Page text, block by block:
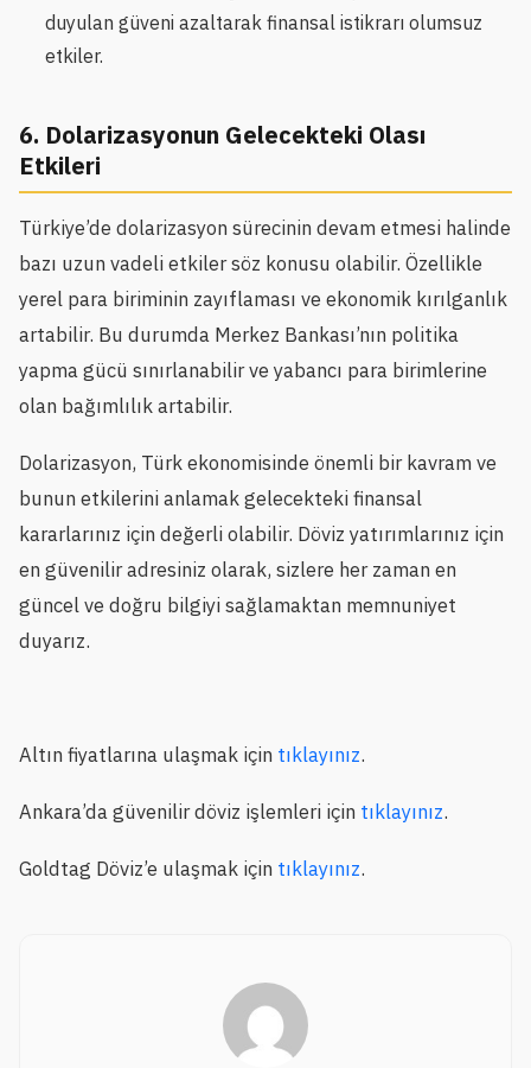
duyulan güveni azaltarak finansal istikrarı olumsuz
etkiler.
6. Dolarizasyonun Gelecekteki Olası
Etkileri
Türkiye’de dolarizasyon sürecinin devam etmesi halinde
bazı uzun vadeli etkiler söz konusu olabilir. Özellikle
yerel para biriminin zayıflaması ve ekonomik kırılganlık
artabilir. Bu durumda Merkez Bankası’nın politika
yapma gücü sınırlanabilir ve yabancı para birimlerine
olan bağımlılık artabilir.
Dolarizasyon, Türk ekonomisinde önemli bir kavram ve
bunun etkilerini anlamak gelecekteki finansal
kararlarınız için değerli olabilir. Döviz yatırımlarınız için
en güvenilir adresiniz olarak, sizlere her zaman en
güncel ve doğru bilgiyi sağlamaktan memnuniyet
duyarız.
Altın fiyatlarına ulaşmak için tıklayınız.
Ankara’da güvenilir döviz işlemleri için tıklayınız.
Goldtag Döviz’e ulaşmak için tıklayınız.